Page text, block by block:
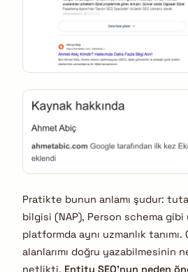
Pratikte bunun anlamı şudur:
bilgisi (NAP), Person schema gibi
platformda aynı uzmanlık tanımı.
alanlarımı doğru yazabilmesinin
netlikti. Entity SEO’nun neden